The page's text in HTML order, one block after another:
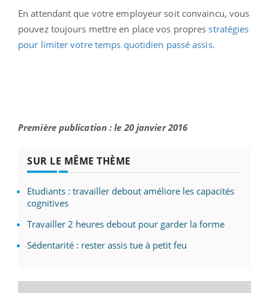
En attendant que votre employeur soit convaincu, vous
pouvez toujours mettre en place vos propres stratégies
pour limiter votre temps quotidien passé assis.
Première publication : le 20 janvier 2016
SUR LE MÊME THÈME
Etudiants : travailler debout améliore les capacités
cognitives
Travailler 2 heures debout pour garder la forme
Sédentarité : rester assis tue à petit feu